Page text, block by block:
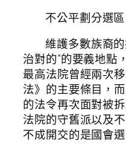
不公平劃分選
維護多數族裔
治對的”的要義地點
最高法院曾經兩次
法》的主要條目，
的法令再次面對被
法院的守舊派以及
不成開交的是國會